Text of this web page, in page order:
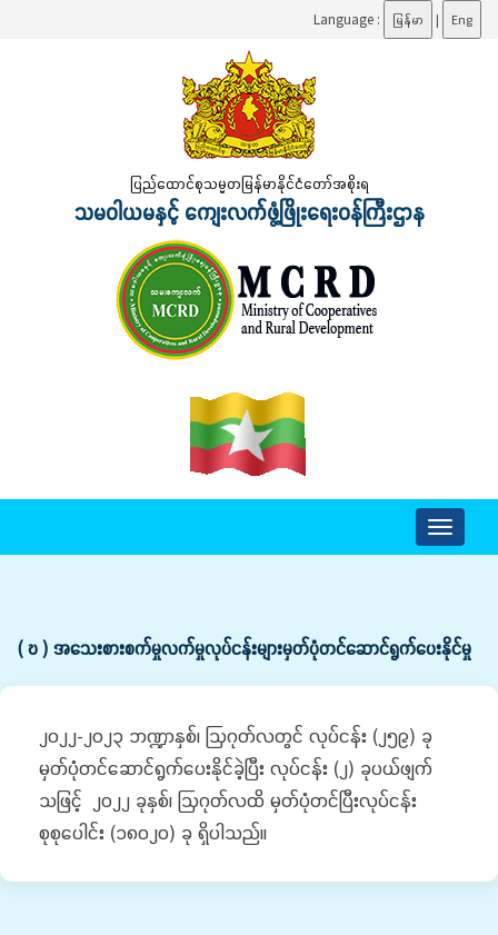
Language : မြန်မာ | Eng
ပြည်ထောင်စုသမ္မတမြန်မာနိုင်ငံတော်အစိုးရ
သမဝါယမနှင့် ကျေးလက်ဖွံ့ဖြိုးရေးဝန်ကြီးဌာန
Toggle
( ဎ ) အသေးစားစက်မှုလက်မှုလုပ်ငန်းများမှတ်ပုံတင်ဆောင်ရွက်ပေးနိုင်မှု
၂၀၂၂-၂၀၂၃ ဘဏ္ဍာနှစ်၊ ဩဂုတ်လတွင် လုပ်ငန်း (၂၅၉) ခု
မှတ်ပုံတင်ဆောင်ရွက်ပေးနိုင်ခဲ့ပြီး လုပ်ငန်း (၂) ခုပယ်ဖျက်
သဖြင့် ၂၀၂၂ ခုနှစ်၊ ဩဂုတ်လထိ မှတ်ပုံတင်ပြီးလုပ်ငန်း
စုစုပေါင်း (၁၈၀၂၀) ခု ရှိပါသည်။